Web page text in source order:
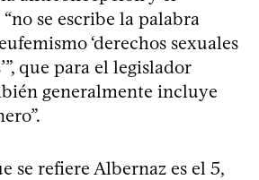
se escribe la palabra
‘derechos sexuales
que para el legislador
generalmente incluye
se refiere Albernaz es el 5,